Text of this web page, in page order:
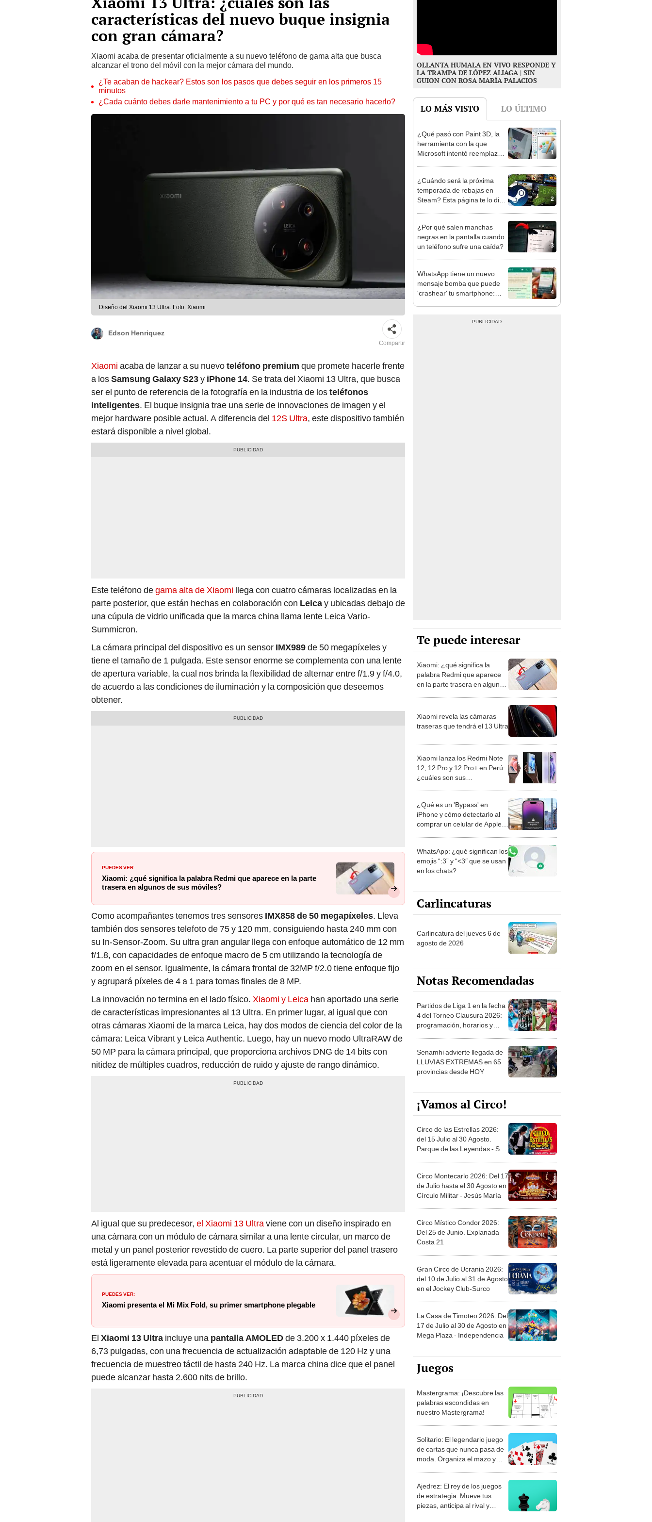
características del nuevo buque insignia
con gran cámara?
Xiaomi acaba de presentar oficialmente a su nuevo teléfono de gama alta que busca
alcanzar el trono del móvil con la mejor cámara del mundo.
¿Te acaban de hackear? Estos son los pasos que debes seguir en los primeros 15
minutos
¿Cada cuánto debes darle mantenimiento a tu PC y por qué es tan necesario hacerlo?
Diseño del Xiaomi 13 Ultra. Foto: Xiaomi
Edson Henriquez
Compartir
Xiaomi acaba de lanzar a su nuevoteléfono premium que promete hacerle frente
a losSamsung Galaxy S23y iPhone 14. Se trata del Xiaomi 13 Ultra, que busca
ser el punto de referencia de la fotografía en la industria de losteléfonos
inteligentes. El buque insignia trae una serie de innovaciones de imagen y el
mejor hardware posible actual. A diferencia del 12S Ultra, este dispositivo también
estará disponible a nivel global.
Este teléfono degama alta de Xiaomi llega con cuatro cámaras localizadas en la
parte posterior, que están hechas en colaboración con Leicay ubicadas debajo de
una cúpula de vidrio unificada que la marca china llama lente Leica Vario-
Summicron.
La cámara principal del dispositivo es un sensor IMX989de 50 megapíxeles y
tiene el tamaño de 1 pulgada. Este sensor enorme se complementa con una lente
de apertura variable, la cual nos brinda la flexibilidad de alternar entre f/1.9 y f/4.0,
de acuerdo a las condiciones de iluminación y la composición que deseemos
obtener.
PUEDES VER:
Xiaomi: ¿qué significa la palabra Redmi que aparece en la parte
trasera en algunos de sus móviles?
Como acompañantes tenemos tres sensores IMX858 de 50 megapíxeles. Lleva
también dos sensores telefoto de 75 y 120 mm, consiguiendo hasta 240 mm con
su In-Sensor-Zoom. Su ultra gran angular llega con enfoque automático de 12 mm
f/1.8, con capacidades de enfoque macro de 5 cm utilizando la tecnología de
zoom en el sensor. Igualmente, la cámara frontal de 32MP f/2.0 tiene enfoque fijo
y agrupará píxeles de 4 a 1 para tomas finales de 8 MP.
La innovación no termina en el lado físico. Xiaomi y Leica han aportado una serie
de características impresionantes al 13 Ultra. En primer lugar, al igual que con
otras cámaras Xiaomi de la marca Leica, hay dos modos de ciencia del color de la
cámara: Leica Vibrant y Leica Authentic. Luego, hay un nuevo modo UltraRAW de
50 MP para la cámara principal, que proporciona archivos DNG de 14 bits con
nitidez de múltiples cuadros, reducción de ruido y ajuste de rango dinámico.
Al igual que su predecesor, el Xiaomi 13 Ultraviene con un diseño inspirado en
una cámara con un módulo de cámara similar a una lente circular, un marco de
metal y un panel posterior revestido de cuero. La parte superior del panel trasero
está ligeramente elevada para acentuar el módulo de la cámara.
PUEDES VER:
Xiaomi presenta el Mi Mix Fold, su primer smartphone plegable
El Xiaomi 13 Ultra incluye una pantalla AMOLEDde 3.200 x 1.440 píxeles de
6,73 pulgadas, con una frecuencia de actualización adaptable de 120 Hz y una
frecuencia de muestreo táctil de hasta 240 Hz. La marca china dice que el panel
puede alcanzar hasta 2.600 nits de brillo.
OLLANTA HUMALA EN VIVO RESPONDE Y
LA TRAMPA DE LÓPEZ ALIAGA | SIN
GUION CON ROSA MARÍA PALACIOS
LO MÁS VISTO LO ÚLTIMO
1
¿Qué pasó con Paint 3D, la
herramienta con la que
Microsoft intentó reemplazar
2
¿Cuándo será la próxima
temporada de rebajas en
Steam? Esta página te lo dice
3
¿Por qué salen manchas
negras en la pantalla cuando
un teléfono sufre una caída?
4
WhatsApp tiene un nuevo
mensaje bomba que puede
'crashear' tu smartphone:
Te puede interesar
Xiaomi: ¿qué significa la
palabra Redmi que aparece
en la parte trasera en algunos
Xiaomi revela las cámaras
traseras que tendrá el 13 Ultra
Xiaomi lanza los Redmi Note
12, 12 Pro y 12 Pro+ en Perú:
¿cuáles son sus
¿Qué es un 'Bypass' en
iPhone y cómo detectarlo al
comprar un celular de Apple
WhatsApp: ¿qué significan los
emojis “:3” y “<3″ que se usan
en los chats?
Carlincaturas
Carlincatura del jueves 6 de
agosto de 2026
Notas Recomendadas
Partidos de Liga 1 en la fecha
4 del Torneo Clausura 2026:
programación, horarios y
Senamhi advierte llegada de
LLUVIAS EXTREMAS en 65
provincias desde HOY
¡Vamos al Circo!
Circo de las Estrellas 2026:
del 15 Julio al 30 Agosto.
Parque de las Leyendas - San
Circo Montecarlo 2026: Del 17
de Julio hasta el 30 Agosto en
Círculo Militar - Jesús María
Circo Místico Condor 2026:
Del 25 de Junio. Explanada
Costa 21
Gran Circo de Ucrania 2026:
del 10 de Julio al 31 de Agosto
en el Jockey Club-Surco
La Casa de Timoteo 2026: Del
17 de Julio al 30 de Agosto en
Mega Plaza - Independencia
Juegos
Mastergrama: ¡Descubre las
palabras escondidas en
nuestro Mastergrama!
Solitario: El legendario juego
de cartas que nunca pasa de
moda. Organiza el mazo y
Ajedrez: El rey de los juegos
de estrategia. Mueve tus
piezas, anticipa al rival y